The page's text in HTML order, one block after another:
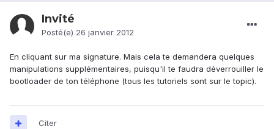
Invité
Posté(e) 26 janvier 2012
En cliquant sur ma signature. Mais cela te demandera quelques
manipulations supplémentaires, puisqu'il te faudra déverrouiller le
bootloader de ton téléphone (tous les tutoriels sont sur le topic).
Citer